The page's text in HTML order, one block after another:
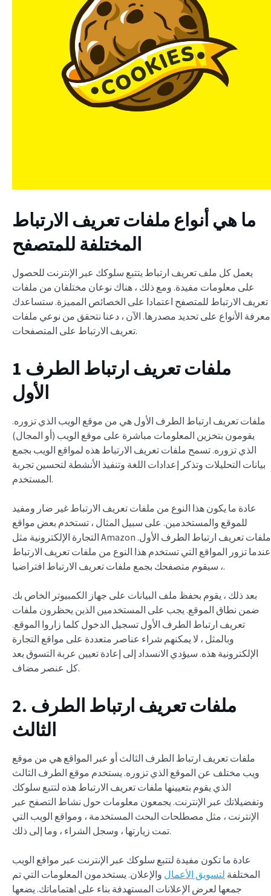
ما هي أنواع ملفات تعريف الارتباط
المختلفة للمتصفح
يعمل كل ملف تعريف ارتباط يتتبع سلوكك عبر الإنترنت للحصول
على معلومات مفيدة. ومع ذلك ، هناك نوعان مختلفان من ملفات
تعريف الارتباط للمتصفح اعتمادا على الخصائص المميزة. ستساعدك
معرفة الأنواع على تحديد مصدرها. الآن ، دعنا نتحقق من نوعي ملفات
تعريف الارتباط على المتصفحات.
1 ملفات تعريف ارتباط الطرف
الأول
ملفات تعريف ارتباط الطرف الأول هي من موقع الويب الذي تزوره.
يقومون بتخزين المعلومات مباشرة على موقع الويب (أو المجال)
الذي تزوره. تسمح ملفات تعريف الارتباط هذه لمواقع الويب بجمع
بيانات التحليلات وتذكر إعدادات اللغة وتنفيذ الأنشطة لتحسين تجربة
المستخدم.
عادة ما يكون هذا النوع من ملفات تعريف الارتباط غير ضار ومفيد
للموقع والمستخدمين. على سبيل المثال ، تستخدم بعض مواقع
التجارة الإلكترونية مثل Amazon ملفات تعريف ارتباط الطرف الأول.
عندما تزور المواقع التي تستخدم هذا النوع من ملفات تعريف الارتباط
، سيقوم متصفحك بجمع ملفات تعريف الارتباط افتراضيا.
بعد ذلك ، يقوم بحفظ ملف البيانات على جهاز الكمبيوتر الخاص بك
ضمن نطاق الموقع. يجب على المستخدمين الذين يحظرون ملفات
تعريف ارتباط الطرف الأول تسجيل الدخول كلما زاروا الموقع.
وبالمثل ، لا يمكنهم شراء عناصر متعددة على مواقع التجارة
الإلكترونية هذه. سيؤدي الانسداد إلى إعادة تعيين عربة التسوق بعد
كل عنصر مضاف.
2. ملفات تعريف ارتباط الطرف
الثالث
ملفات تعريف ارتباط الطرف الثالث أو عبر المواقع هي من موقع
ويب مختلف عن الموقع الذي تزوره. يستخدم موقع الطرف الثالث
الذي يقوم بتعيينها ملفات تعريف الارتباط هذه لتتبع سلوكك
وتفضيلاتك عبر الإنترنت. يجمعون معلومات حول نشاط التصفح عبر
الإنترنت ، مثل مصطلحات البحث المستخدمة ، ومواقع الويب التي
تمت زيارتها ، وسجل الشراء ، وما إلى ذلك.
عادة ما تكون مفيدة لتتبع سلوكك عبر الإنترنت عبر مواقع الويب
المختلفة لتسويق الأعمال والإعلان. يستخدمون المعلومات التي تم
جمعها لعرض الإعلانات المستهدفة بناء على اهتماماتك. يضعها